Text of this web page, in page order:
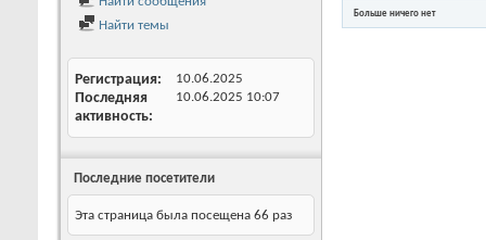
Найти темы
Регистрация 10.06.2025
Последняя
активность
10.06.2025 10:07
Последние посетители
Эта страница была посещена 66 раз
Больше ничего нет